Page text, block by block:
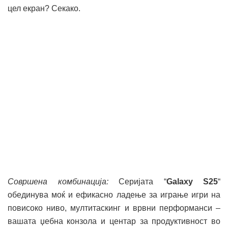
цел екран? Секако.
Совршена комбинација:Серијата “Galaxy S25“
обединува моќ и ефикасно ладење за играње игри на
повисоко ниво, мултитаскинг и врвни перформанси –
вашата џебна конзола и центар за продуктивност во